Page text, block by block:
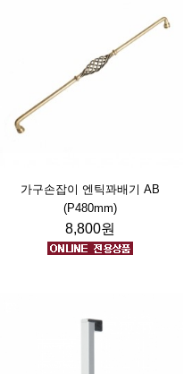
가구손잡이 엔틱꽈배기 AB
(P480mm)
8,800원